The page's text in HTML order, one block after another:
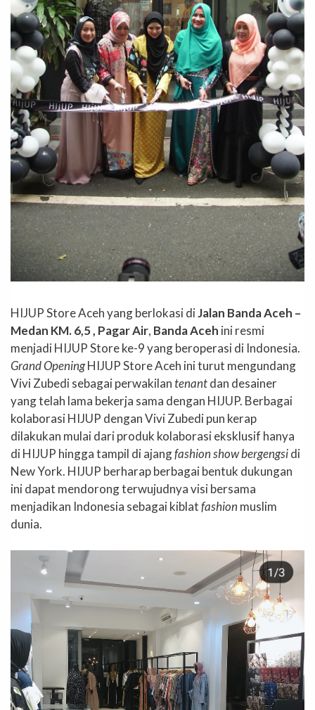
HIJUP Store Aceh yang berlokasi diJalan Banda Aceh –
Medan KM. 6,5 , Pagar Air, Banda Aceh ini resmi
menjadi HIJUP Store ke-9 yang beroperasi di Indonesia.
Grand OpeningHIJUP Store Aceh ini turut mengundang
Vivi Zubedi sebagai perwakilan tenantdan desainer
yang telah lama bekerja sama dengan HIJUP. Berbagai
kolaborasi HIJUP dengan Vivi Zubedi pun kerap
dilakukan mulai dari produk kolaborasi eksklusif hanya
di HIJUP hingga tampil di ajangfashion show bergengsidi
New York. HIJUP berharap berbagai bentuk dukungan
ini dapat mendorong terwujudnya visi bersama
menjadikan Indonesia sebagai kiblatfashion muslim
dunia.